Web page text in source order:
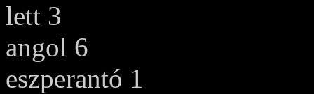
lett 3
angol 6
eszperantó 1